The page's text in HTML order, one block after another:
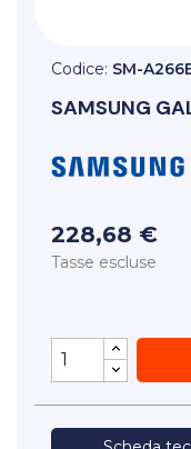
Codice: SM-
SAMSUNG
228,68 €
Tasse escluse